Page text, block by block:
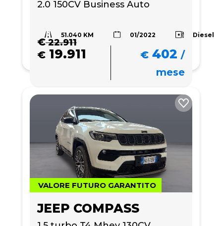
2.0 150CV Business Auto
51.040 KM 01/2022 Diesel
€22.911
€ 19.911 € 402 /
mese
VALORE FUTURO GARANTITO
JEEP COMPASS